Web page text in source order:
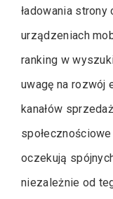
ładowania
urządzeniach
ranking w
uwagę na rozwój
kanałów
oczekują
niezależnie od